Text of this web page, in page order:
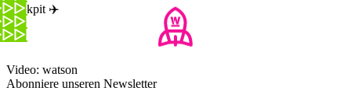
Cockpit ✈️
Video: watson
Abonniere unseren Newsletter